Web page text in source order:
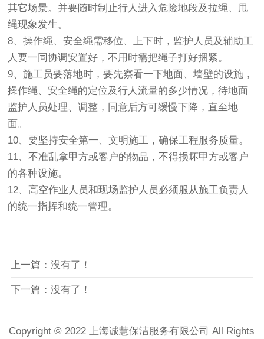
其它场景。并要随时制止行人进入危险地段及拉绳、甩
绳现象发生。
8、操作绳、安全绳需移位、上下时，监护人员及辅助工
人要一同协调安置好，不用时需把绳子打好捆紧。
9、施工员要落地时，要先察看一下地面、墙壁的设施，
操作绳、安全绳的定位及行人流量的多少情况，待地面
监护人员处理、调整，同意后方可缓慢下降，直至地
面。
10、要坚持安全第一、文明施工，确保工程服务质量。
11、不准乱拿甲方或客户的物品，不得损坏甲方或客户
的各种设施。
12、高空作业人员和现场监护人员必须服从施工负责人
的统一指挥和统一管理。
上一篇：没有了！
下一篇：没有了！
Copyright © 2022 上海诚慧保洁服务有限公司 All Rights